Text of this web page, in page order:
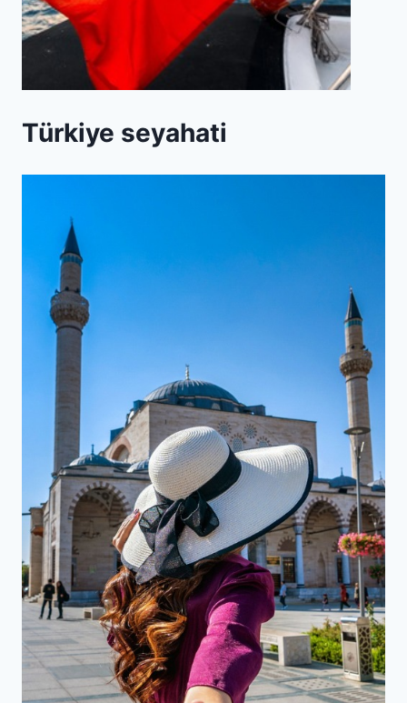
Türkiye seyahati